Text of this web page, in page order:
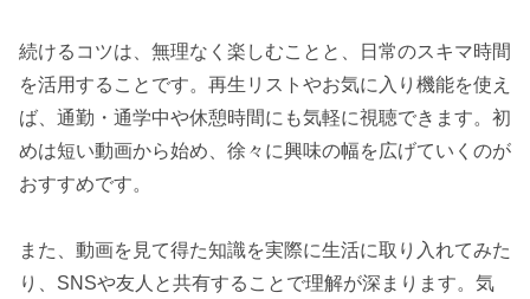
続けるコツは、無理なく楽しむことと、日常のスキマ時間
を活用することです。再生リストやお気に入り機能を使え
ば、通勤・通学中や休憩時間にも気軽に視聴できます。初
めは短い動画から始め、徐々に興味の幅を広げていくのが
おすすめです。
また、動画を見て得た知識を実際に生活に取り入れてみた
り、SNSや友人と共有することで理解が深まります。気